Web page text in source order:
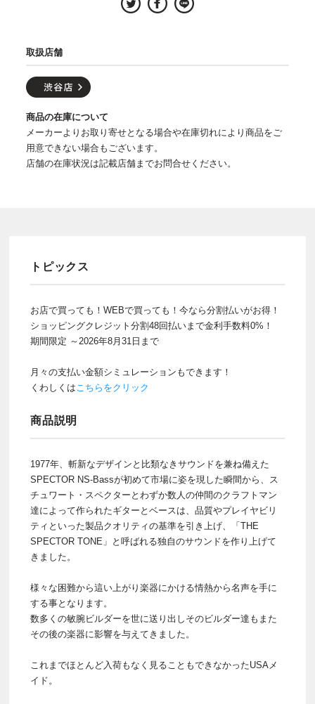
取扱店舗
商品の在庫について
メーカーよりお取り寄せとなる場合や在庫切れにより商品をご
用意できない場合もございます。
店舗の在庫状況は記載店舗までお問合せください。
トピックス
お店で買っても！WEBで買っても！今なら分割払いがお得！
ショッピングクレジット分割48回払いまで金利手数料0%！
期間限定 ～2026年8月31日まで
月々の支払い金額シミュレーションもできます！
くわしくはこちらをクリック
商品説明
1977年、斬新なデザインと比類なきサウンドを兼ね備えた
SPECTOR NS-Bassが初めて市場に姿を現した瞬間から、ス
チュワート・スペクターとわずか数人の仲間のクラフトマン
達によって作られたギターとベースは、品質やプレイヤビリ
ティといった製品クオリティの基準を引き上げ、「THE
SPECTOR TONE」と呼ばれる独自のサウンドを作り上げて
きました。
様々な困難から這い上がり楽器にかける情熱から名声を手に
する事となります。
数多くの敏腕ビルダーを世に送り出しそのビルダー達もまた
その後の楽器に影響を与えてきました。
これまでほとんど入荷もなく見ることもできなかったUSAメ
イド。